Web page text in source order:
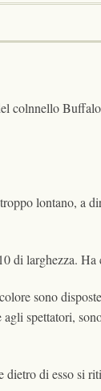
colnnello
lontano, a
di larghezza. Ha
sono
spettatori,
dietro di esso si